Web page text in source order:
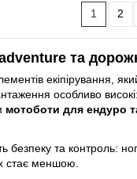
1 2
та
екіпірування,
особливо
мотоботи для ендуро
безпеку та контроль:
стає меншою.